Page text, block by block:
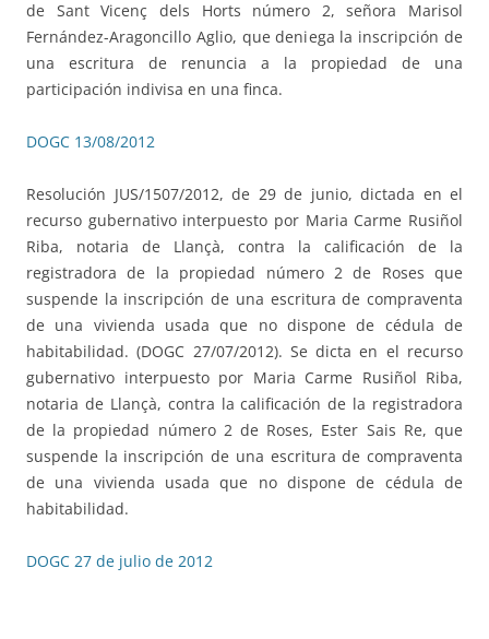
de Sant Vicenç dels Horts número 2, señora Marisol
Fernández-Aragoncillo Aglio, que deniega la inscripción de
una escritura de renuncia a la propiedad de una
participación indivisa en una finca.
DOGC 13/08/2012
Resolución JUS/1507/2012, de 29 de junio, dictada en el
recurso gubernativo interpuesto por Maria Carme Rusiñol
Riba, notaria de Llançà, contra la calificación de la
registradora de la propiedad número 2 de Roses que
suspende la inscripción de una escritura de compraventa
de una vivienda usada que no dispone de cédula de
habitabilidad. (DOGC 27/07/2012). Se dicta en el recurso
gubernativo interpuesto por Maria Carme Rusiñol Riba,
notaria de Llançà, contra la calificación de la registradora
de la propiedad número 2 de Roses, Ester Sais Re, que
suspende la inscripción de una escritura de compraventa
de una vivienda usada que no dispone de cédula de
habitabilidad.
DOGC 27 de julio de 2012